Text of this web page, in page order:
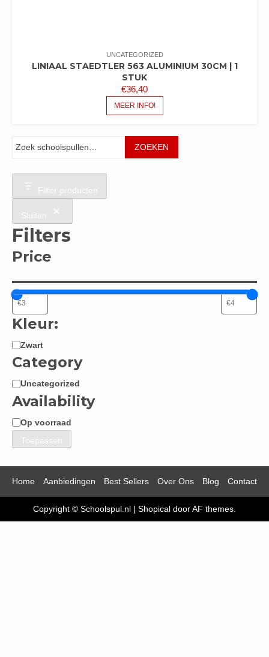
UNCATEGORIZED
LINIAAL STAEDTLER 563 ALUMINIUM 30CM | 1
STUK
€36,40
MEER INFO!
ZOEKEN
Filter producten
Sluiten
Filters
Price
Kleur:
Kleur:
Zwart
Category
Categorie
Uncategorized
Availability
Beschikbaarheid
Op voorraad
Toepassen
Home Aanbiedingen Best Sellers Over Ons Blog Contact
Copyright © Schoolspul.nl | Shopical door AF themes.